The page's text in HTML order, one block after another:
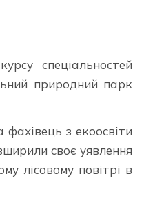
спеціальностей
природний парк
з екоосвіти
своє уявлення
лісовому повітрі в